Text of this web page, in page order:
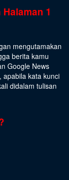
1
mengutamakan
berita kamu
Google News
apabila kata kunci
didalam tulisan